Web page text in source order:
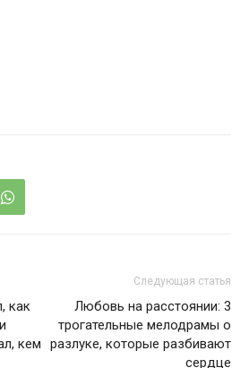
как
кем
Следующая статья
Любовь на расстоянии: 3
трогательные мелодрамы о
разлуке, которые разбивают
сердце